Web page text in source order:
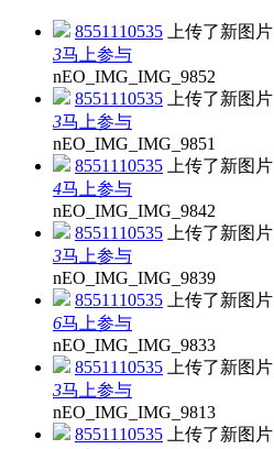
8551110535 上传了新图片
3马上参与
nEO_IMG_IMG_9852
8551110535 上传了新图片
3马上参与
nEO_IMG_IMG_9851
8551110535 上传了新图片
4马上参与
nEO_IMG_IMG_9842
8551110535 上传了新图片
3马上参与
nEO_IMG_IMG_9839
8551110535 上传了新图片
6马上参与
nEO_IMG_IMG_9833
8551110535 上传了新图片
3马上参与
nEO_IMG_IMG_9813
8551110535 上传了新图片